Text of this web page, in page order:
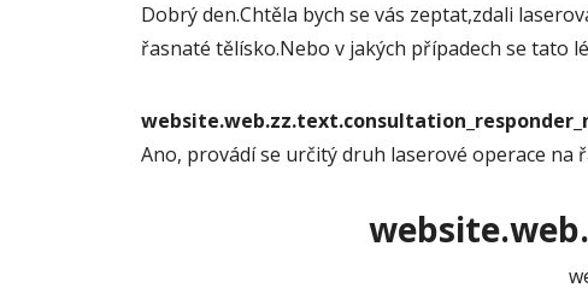
Dobrý den.Chtěla bych se vás zeptat,zdali
řasnaté tělísko.Nebo v jakých případech se tato
Ano, provádí se určitý druh laserové operace